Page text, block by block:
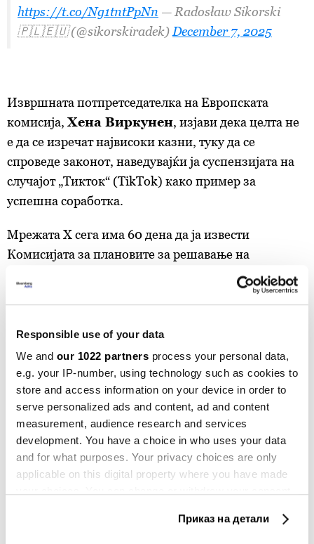
Responsible use of your data
We and our 1022 partners process your personal data,
e.g. your IP-number, using technology such as cookies to
store and access information on your device in order to
serve personalized ads and content, ad and content
measurement, audience research and services
development. You have a choice in who uses your data
and for what purposes. Your privacy choices are only
applicable on this digital property where you have made
Приказ на детали
https://t.co/Ng1tntPpNn — Radosław Sikorski
🇵🇱🇪🇺 (@sikorskiradek) December 7, 2025
Извршната потпретседателка на Европската
комисија, Хена Виркунен, изјави дека целта не
е да се изречат највисоки казни, туку да се
спроведе законот, наведувајќи ја суспензијата на
случајот „Тикток“ (TikTok) како пример за
успешна соработка.
Мрежата X сега има 60 дена да ја извести
Комисијата за плановите за решавање на
„заблудувачките“ сини ознаки. Има и 90 дена да
прикаже план за решавање на проблемите со
податоци за истражувачите.
„Непочитувањето на одлуката може да доведе до
периодични казни“, предупреди Комисијата во
соопштението.
Билтен
Вистинските одлуки започнуваат со
вистински информации